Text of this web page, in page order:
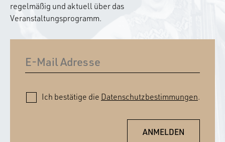
regelmäßig und aktuell über das
Veranstaltungsprogramm.
Ich bestätige die Datenschutzbestimmungen.